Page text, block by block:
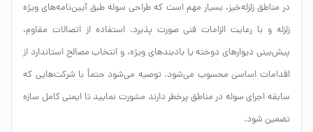
در مناطق زلزله‌خیز، بسیار مهم است که طراحی سوله طبق آیین‌نامه‌های ویژه
زلزله و با رعایت الزامات فنی صورت پذیرد. استفاده از اتصالات مقاوم،
پیش‌بینی دیوارهای دوخته یا بادبندهای ویژه، و انتخاب مصالح استاندارد از
اقدامات اساسی محسوب می‌شود. توصیه می‌شود حتماً با شرکت‌هایی که
سابقه اجرای سوله در مناطق پرخطر دارند مشورت نمایید تا ایمنی کامل سازه
تضمین شود.